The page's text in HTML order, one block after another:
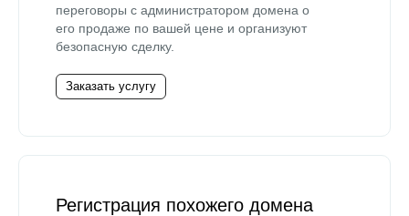
переговоры с администратором домена о
его продаже по вашей цене и организуют
безопасную сделку.
Заказать услугу
Регистрация похожего домена